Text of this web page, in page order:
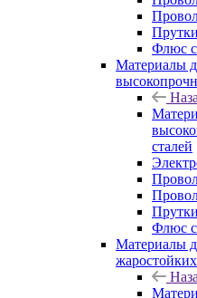
Флюс
Материалы
сталей
Флюс
Материалы